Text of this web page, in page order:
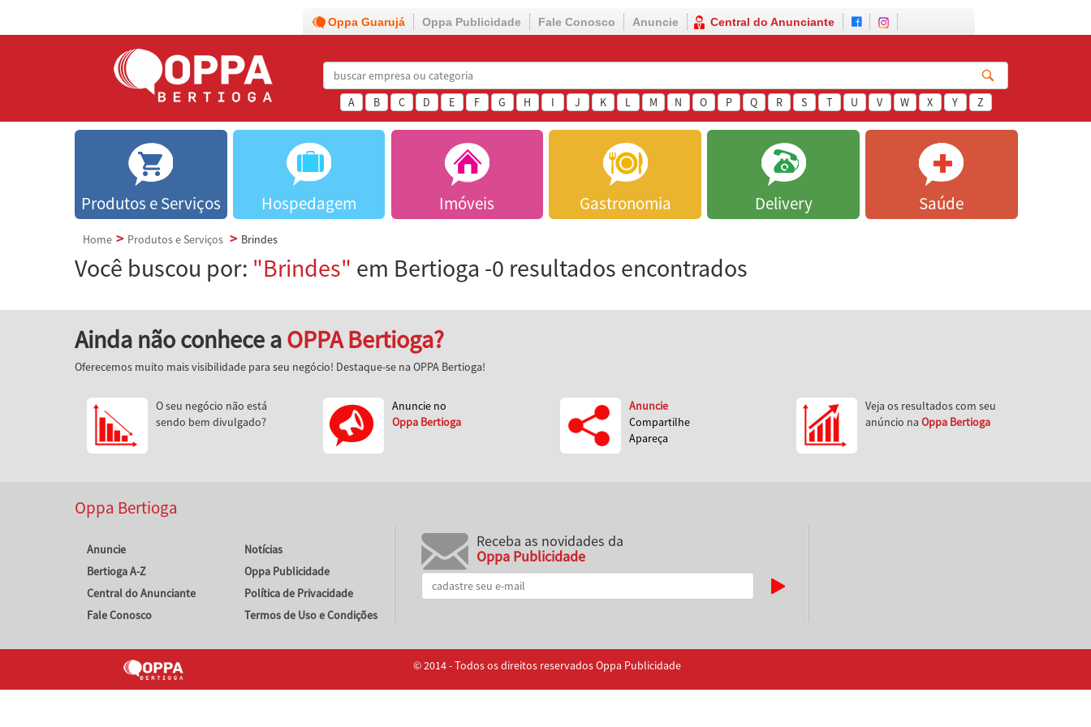
Oppa Guarujá Oppa Publicidade Fale Conosco Anuncie Central do Anunciante
A B C D E F G H I J K L M N O P Q R S T U V W X Y Z
Produtos e Serviços Hospedagem Imóveis Gastronomia Delivery Saúde
Home Produtos e Serviços Brindes
Você buscou por: "Brindes" em Bertioga -0 resultados encontrados
Ainda não conhece aOPPA Bertioga?
Oferecemos muito mais visibilidade para seu negócio! Destaque-se na OPPA Bertioga!
O seu negócio não está
sendo bem divulgado?
Anuncie no
Oppa Bertioga
Anuncie
Compartilhe
Apareça
Veja os resultados com seu
anúncio na Oppa Bertioga
Oppa Bertioga
Anuncie
Bertioga A-Z
Central do Anunciante
Fale Conosco
Notícias
Oppa Publicidade
Política de Privacidade
Termos de Uso e Condições
Receba as novidades da
Oppa Publicidade
© 2014 - Todos os direitos reservados Oppa Publicidade